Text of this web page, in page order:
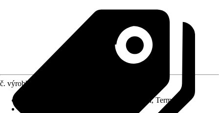
č. výrobku
Set Smart Home pro topení, Termostat